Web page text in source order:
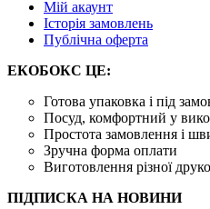
Mій акаунт
Історія замовлень
Публічна оферта
ЕКОБОКС ЦЕ:
Готова упаковка і під
Посуд, комфортний у
Простота замовлення і
Зручна форма оплати
Виготовлення різної
ПІДПИСКА НА НОВИНИ